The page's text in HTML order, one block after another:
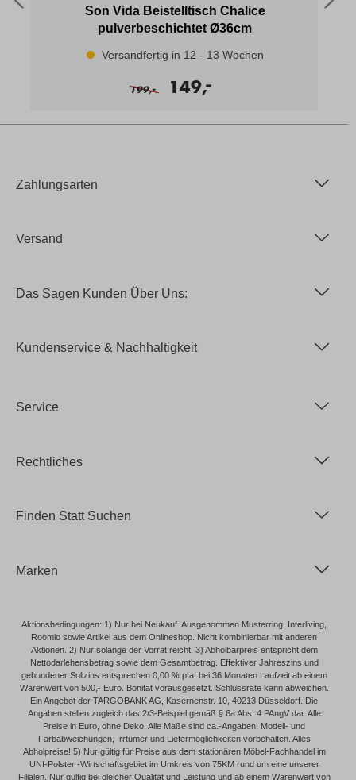
Son Vida Beistelltisch Chalice
pulverbeschichtet Ø36cm
Versandfertig in 12 - 13 Wochen
199,
- 149,
-
Zahlungsarten
Versand
Das Sagen Kunden Über Uns:
Kundenservice & Nachhaltigkeit
Service
Rechtliches
Finden Statt Suchen
Marken
Aktionsbedingungen: 1) Nur bei Neukauf. Ausgenommen Musterring, Interliving,
Roomio sowie Artikel aus dem Onlineshop. Nicht kombinierbar mit anderen
Aktionen. 2) Nur solange der Vorrat reicht. 3) Abholbarpreis entspricht dem
Nettodarlehensbetrag sowie dem Gesamtbetrag. Effektiver Jahreszins und
gebundener Sollzins entsprechen 0,00 % p.a. bei 36 Monaten Laufzeit ab einem
Warenwert von 500,- Euro. Bonität vorausgesetzt. Schlussrate kann abweichen.
Ein Angebot der TARGOBANK AG, Kasernenstr. 10, 40213 Düsseldorf. Die
Angaben stellen zugleich das 2/3-Beispiel gemäß § 6a Abs. 4 PAngV dar. Alle
Preise in Euro, ohne Deko. Alle Maße sind ca.-Angaben. Modell- und
Farbabweichungen, Irrtümer und Liefermöglichkeiten vorbehalten. Alles
Abholpreise! 5) Nur gültig für Preise aus dem stationären Möbel-Fachhandel im
UNI-Polster -Wirtschaftsgebiet im Umkreis von 75KM rund um eine unserer
Filialen. Nur gültig bei gleicher Qualität und Leistung und ab einem Warenwert von